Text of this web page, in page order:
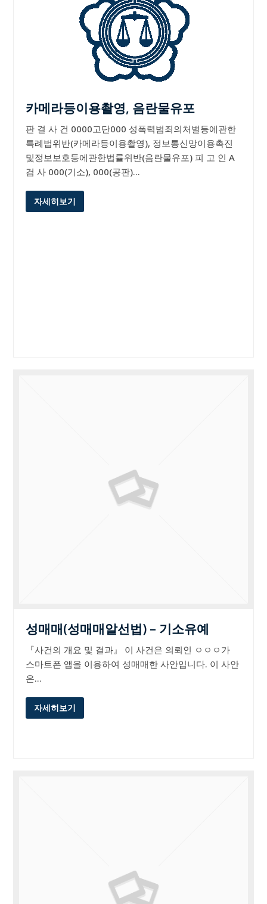
카메라등이용촬영, 음란물유포
판 결 사 건 0000고단000 성폭력범죄의처벌등에관한
특례법위반(카메라등이용촬영), 정보통신망이용촉진
및정보보호등에관한법률위반(음란물유포) 피 고 인 A
검 사 000(기소), 000(공판)…
자세히보기
성매매(성매매알선법) – 기소유예
『사건의 개요 및 결과』 이 사건은 의뢰인 ㅇㅇㅇ가
스마트폰 앱을 이용하여 성매매한 사안입니다. 이 사안
은…
자세히보기